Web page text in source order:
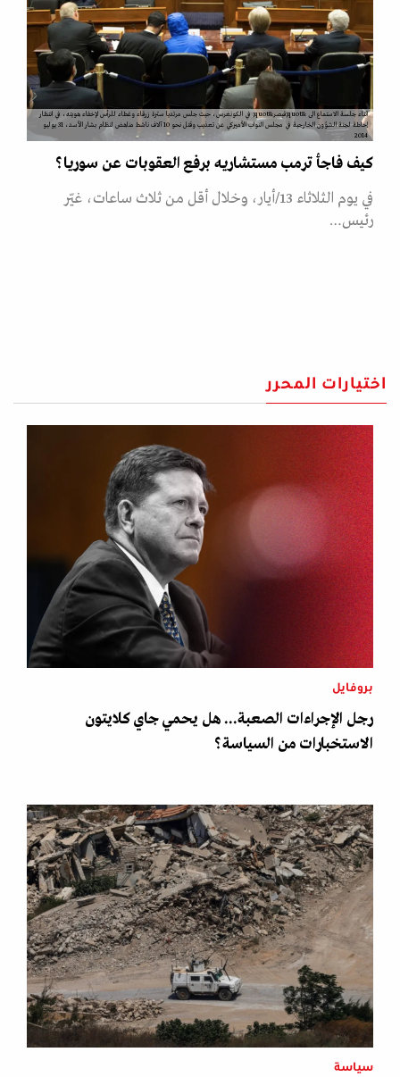
اثناء جلسة الاستماع الى &quot;قيصر&quot; في الكونغرس، حيث جلس مرتديا سترة زرقاء وغطاء للرأس لإخفاء هويته، في انتظار
إحاطة لجنة الشؤون الخارجية في مجلس النواب الأميركي عن تعذيب وقتل نحو 10 آلاف ناشط مناهض لنظام بشار الأسد، 31 يوليو
2014
كيف فاجأ ترمب مستشاريه برفع العقوبات عن سوريا؟
في يوم الثلاثاء 13/أيار، وخلال أقل من ثلاث ساعات، غيّر
رئيس…
اختيارات المحرر
بروفايل
رجل الإجراءات الصعبة... هل يحمي جاي كلايتون
الاستخبارات من السياسة؟
سياسة